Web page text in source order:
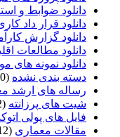
دانلود ضوابط و
دانلود قرار داد
دانلود گزارش
دانلود مطالعات
دانلود نمونه های
دسته بندی نشده (0)
رساله های ارشد
شیت های پرزانته (2)
فایل های پولی
مقالات معماری (212)